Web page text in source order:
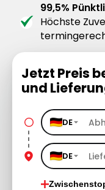
99,5%
Höchste
Jetzt Preis
und
DE
DE